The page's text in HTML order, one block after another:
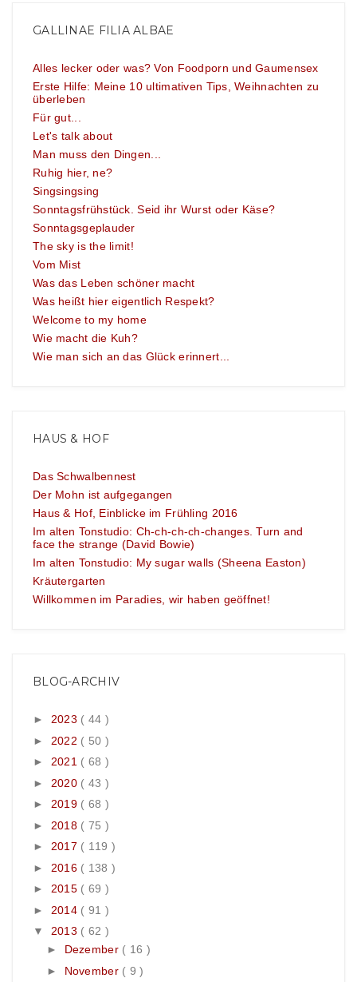
GALLINAE FILIA ALBAE
Alles lecker oder was? Von Foodporn und Gaumensex
Erste Hilfe: Meine 10 ultimativen Tips, Weihnachten zu
überleben
Für gut...
Let's talk about
Man muss den Dingen...
Ruhig hier, ne?
Singsingsing
Sonntagsfrühstück. Seid ihr Wurst oder Käse?
Sonntagsgeplauder
The sky is the limit!
Vom Mist
Was das Leben schöner macht
Was heißt hier eigentlich Respekt?
Welcome to my home
Wie macht die Kuh?
Wie man sich an das Glück erinnert...
HAUS & HOF
Das Schwalbennest
Der Mohn ist aufgegangen
Haus & Hof, Einblicke im Frühling 2016
Im alten Tonstudio: Ch-ch-ch-ch-changes. Turn and
face the strange (David Bowie)
Im alten Tonstudio: My sugar walls (Sheena Easton)
Kräutergarten
Willkommen im Paradies, wir haben geöffnet!
BLOG-ARCHIV
► 2023 ( 44 )
► 2022 ( 50 )
► 2021 ( 68 )
► 2020 ( 43 )
► 2019 ( 68 )
► 2018 ( 75 )
► 2017 ( 119 )
► 2016 ( 138 )
► 2015 ( 69 )
► 2014 ( 91 )
▼ 2013 ( 62 )
► Dezember ( 16 )
► November ( 9 )